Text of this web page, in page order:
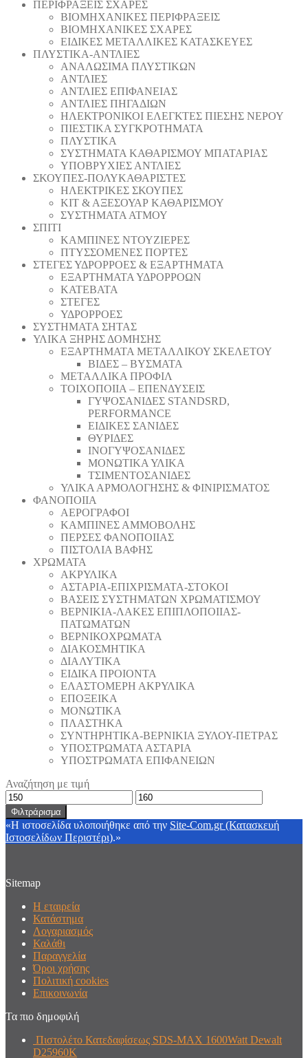
ΠΕΡΙΦΡΑΞΕΙΣ ΣΧΑΡΕΣ
ΒΙΟΜΗΧΑΝΙΚΕΣ ΠΕΡΙΦΡΑΞΕΙΣ
ΒΙΟΜΗΧΑΝΙΚΕΣ ΣΧΑΡΕΣ
ΕΙΔΙΚΕΣ ΜΕΤΑΛΛΙΚΕΣ ΚΑΤΑΣΚΕΥΕΣ
ΠΛΥΣΤΙΚΑ-ΑΝΤΛΙΕΣ
ΑΝΑΛΩΣΙΜΑ ΠΛΥΣΤΙΚΩΝ
ΑΝΤΛΙΕΣ
ΑΝΤΛΙΕΣ ΕΠΙΦΑΝΕΙΑΣ
ΑΝΤΛΙΕΣ ΠΗΓΑΔΙΩΝ
ΗΛΕΚΤΡΟΝΙΚΟΙ ΕΛΕΓΚΤΕΣ ΠΙΕΣΗΣ ΝΕΡΟΥ
ΠΙΕΣΤΙΚΑ ΣΥΓΚΡΟΤΗΜΑΤΑ
ΠΛΥΣΤΙΚΑ
ΣΥΣΤΗΜΑΤΑ ΚΑΘΑΡΙΣΜΟΥ ΜΠΑΤΑΡΙΑΣ
ΥΠΟΒΡΥΧΙΕΣ ΑΝΤΛΙΕΣ
ΣΚΟΥΠΕΣ-ΠΟΛΥΚΑΘΑΡΙΣΤΕΣ
ΗΛΕΚΤΡΙΚΕΣ ΣΚΟΥΠΕΣ
ΚΙΤ & ΑΞΕΣΟΥΑΡ ΚΑΘΑΡΙΣΜΟΥ
ΣΥΣΤΗΜΑΤΑ ΑΤΜΟΥ
ΣΠΙΤΙ
ΚΑΜΠΙΝΕΣ ΝΤΟΥΖΙΕΡΕΣ
ΠΤΥΣΣΟΜΕΝΕΣ ΠΟΡΤΕΣ
ΣΤΕΓΕΣ ΥΔΡΟΡΡΟΕΣ & ΕΞΑΡΤΗΜΑΤΑ
ΕΞΑΡΤΗΜΑΤΑ ΥΔΡΟΡΡΟΩΝ
ΚΑΤΕΒΑΤΑ
ΣΤΕΓΕΣ
ΥΔΡΟΡΡΟΕΣ
ΣΥΣΤΗΜΑΤΑ ΣΗΤΑΣ
ΥΛΙΚΑ ΞΗΡΗΣ ΔΟΜΗΣΗΣ
ΕΞΑΡΤΗΜΑΤΑ ΜΕΤΑΛΛΙΚΟΥ ΣΚΕΛΕΤΟΥ
ΒΙΔΕΣ – ΒΥΣΜΑΤΑ
ΜΕΤΑΛΛΙΚΑ ΠΡΟΦΙΛ
ΤΟΙΧΟΠΟΙΙΑ – ΕΠΕΝΔΥΣΕΙΣ
ΓΥΨΟΣΑΝΙΔΕΣ STANDSRD,
PERFORMANCE
ΕΙΔΙΚΕΣ ΣΑΝΙΔΕΣ
ΘΥΡΙΔΕΣ
ΙΝΟΓΥΨΟΣΑΝΙΔΕΣ
ΜΟΝΩΤΙΚΑ ΥΛΙΚΑ
ΤΣΙΜΕΝΤΟΣΑΝΙΔΕΣ
ΥΛΙΚΑ ΑΡΜΟΛΟΓΗΣΗΣ & ΦΙΝΙΡΙΣΜΑΤΟΣ
ΦΑΝΟΠΟΙΙΑ
ΑΕΡΟΓΡΑΦΟΙ
ΚΑΜΠΙΝΕΣ ΑΜΜΟΒΟΛΗΣ
ΠΕΡΣΕΣ ΦΑΝΟΠΟΙΙΑΣ
ΠΙΣΤΟΛΙΑ ΒΑΦΗΣ
ΧΡΩΜΑΤΑ
ΑΚΡΥΛΙΚΑ
ΑΣΤΑΡΙΑ-ΕΠΙΧΡΙΣΜΑΤΑ-ΣΤΟΚΟΙ
ΒΑΣΕΙΣ ΣΥΣΤΗΜΑΤΩΝ ΧΡΩΜΑΤΙΣΜΟΥ
ΒΕΡΝΙΚΙΑ-ΛΑΚΕΣ ΕΠΙΠΛΟΠΟΙΙΑΣ-
ΠΑΤΩΜΑΤΩΝ
ΒΕΡΝΙΚΟΧΡΩΜΑΤΑ
ΔΙΑΚΟΣΜΗΤΙΚΑ
ΔΙΑΛΥΤΙΚΑ
ΕΙΔΙΚΑ ΠΡΟΙΟΝΤΑ
ΕΛΑΣΤΟΜΕΡΗ ΑΚΡΥΛΙΚΑ
ΕΠΟΞΕΙΚΑ
ΜΟΝΩΤΙΚΑ
ΠΛΑΣΤΗΚΑ
ΣΥΝΤΗΡΗΤΙΚΑ-ΒΕΡΝΙΚΙΑ ΞΥΛΟΥ-ΠΕΤΡΑΣ
ΥΠΟΣΤΡΩΜΑΤΑ ΑΣΤΑΡΙΑ
ΥΠΟΣΤΡΩΜΑΤΑ ΕΠΙΦΑΝΕΙΩΝ
Αναζήτηση με τιμή
Ελάχιστη
τιμή
Μέγιστη
τιμή
Φιλτράρισμα
«Η ιστοσελίδα υλοποιήθηκε από την Site-Com.gr (Κατασκευή
Ιστοσελίδων Περιστέρι).»
Sitemap
Η εταιρεία
Κατάστημα
Λογαριασμός
Καλάθι
Παραγγελία
Όροι χρήσης
Πολιτική cookies
Επικοινωνία
Τα πιο δημοφιλή
Πιστολέτο Κατεδαφίσεως SDS-MAX 1600Watt Dewalt
D25960K